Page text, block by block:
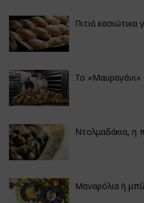
Πιτιά
Το «Μαυραγάνι»
Ντολμαδάκια, η
Μαναρόλια ή